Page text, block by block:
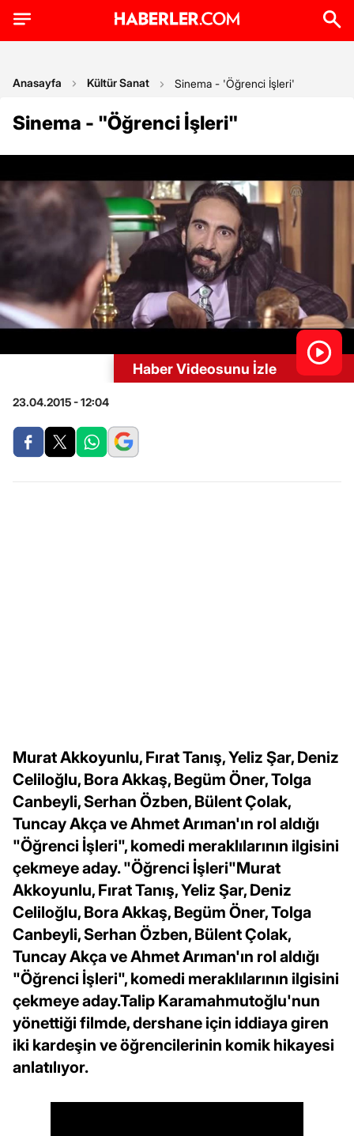
Anasayfa Kültür Sanat Sinema - 'Öğrenci İşleri'
Sinema - "Öğrenci İşleri"
Haber Videosunu İzle
23.04.2015 - 12:04
Murat Akkoyunlu, Fırat Tanış, Yeliz Şar, Deniz
Celiloğlu, Bora Akkaş, Begüm Öner, Tolga
Canbeyli, Serhan Özben, Bülent Çolak,
Tuncay Akça ve Ahmet Arıman'ın rol aldığı
"Öğrenci İşleri", komedi meraklılarının ilgisini
çekmeye aday. "Öğrenci İşleri"Murat
Akkoyunlu, Fırat Tanış, Yeliz Şar, Deniz
Celiloğlu, Bora Akkaş, Begüm Öner, Tolga
Canbeyli, Serhan Özben, Bülent Çolak,
Tuncay Akça ve Ahmet Arıman'ın rol aldığı
"Öğrenci İşleri", komedi meraklılarının ilgisini
çekmeye aday.Talip Karamahmutoğlu'nun
yönettiği filmde, dershane için iddiaya giren
iki kardeşin ve öğrencilerinin komik hikayesi
anlatılıyor.